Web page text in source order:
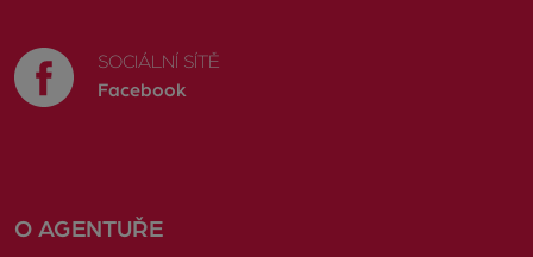
SOCIÁLNÍ SÍTĚ
Facebook
O AGENTUŘE